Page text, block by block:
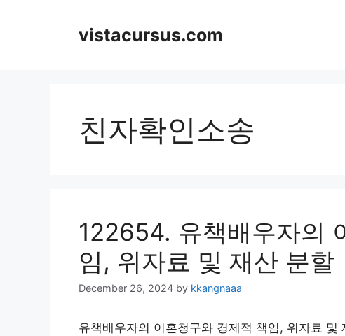
vistacursus.com
친자확인소송
122654. 유책배우자의
임, 위자료 및 재산 분할
December 26, 2024 by kkangnaaa
유책배우자의 이혼청구와 경제적 책임, 위자료